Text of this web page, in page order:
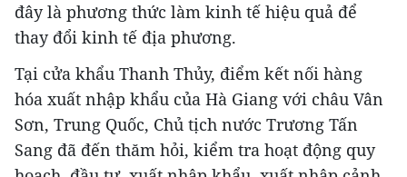
đây là phương thức làm kinh tế hiệu quả để
thay đổi kinh tế địa phương.
Tại cửa khẩu Thanh Thủy, điểm kết nối hàng
hóa xuất nhập khẩu của Hà Giang với châu Vân
Sơn, Trung Quốc, Chủ tịch nước Trương Tấn
Sang đã đến thăm hỏi, kiểm tra hoạt động quy